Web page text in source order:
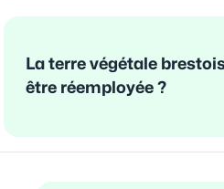
La terre végétale
être réemployée ?